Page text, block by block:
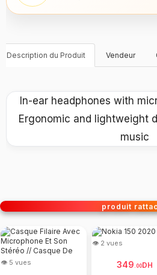
Description du Produit Vendeur
In-ear headphones with
Ergonomic and lightweight
music
produit
👁 5 vues
👁 2 vues
349 00DH